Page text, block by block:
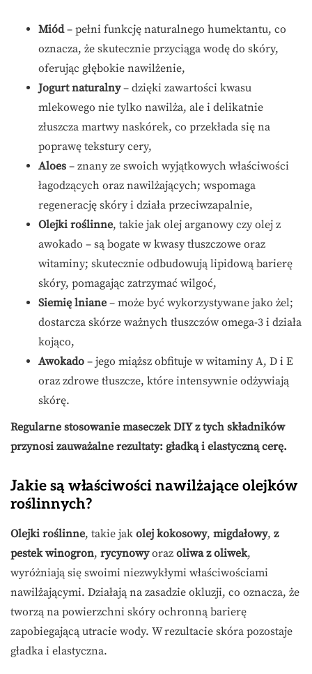
Miód– pełni funkcję naturalnego humektantu, co
oznacza, że skutecznie przyciąga wodę do skóry,
oferując głębokie nawilżenie,
Jogurt naturalny– dzięki zawartości kwasu
mlekowego nie tylko nawilża, ale i delikatnie
złuszcza martwy naskórek, co przekłada się na
poprawę tekstury cery,
Aloes – znany ze swoich wyjątkowych właściwości
łagodzących oraz nawilżających; wspomaga
regenerację skóry i działa przeciwzapalnie,
Olejki roślinne, takie jak olej arganowy czy olej z
awokado – są bogate w kwasy tłuszczowe oraz
witaminy; skutecznie odbudowują lipidową barierę
skóry, pomagając zatrzymać wilgoć,
Siemię lniane – może być wykorzystywane jako żel;
dostarcza skórze ważnych tłuszczów omega-3 i działa
kojąco,
Awokado – jego miąższ obfituje w witaminy A, D i E
oraz zdrowe tłuszcze, które intensywnie odżywiają
skórę.
Regularne stosowanie maseczek DIY z tych składników
przynosi zauważalne rezultaty: gładką i elastyczną cerę.
Jakie są właściwości nawilżające olejków
roślinnych?
Olejki roślinne, takie jak olej kokosowy, migdałowy, z
pestek winogron, rycynowyoraz oliwa z oliwek,
wyróżniają się swoimi niezwykłymi właściwościami
nawilżającymi. Działają na zasadzie okluzji, co oznacza, że
tworzą na powierzchni skóry ochronną barierę
zapobiegającą utracie wody. W rezultacie skóra pozostaje
gładka i elastyczna.